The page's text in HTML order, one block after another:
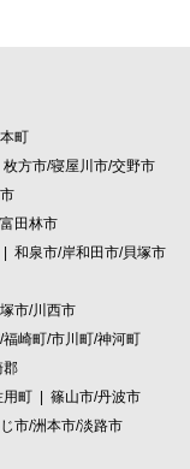
町
枚方市/寝屋川市/交野市
田林市
和泉市/岸和田市/貝塚市
市/川西市
福崎町/市川町/神河町
郡
用町
篠山市/丹波市
市/洲本市/淡路市